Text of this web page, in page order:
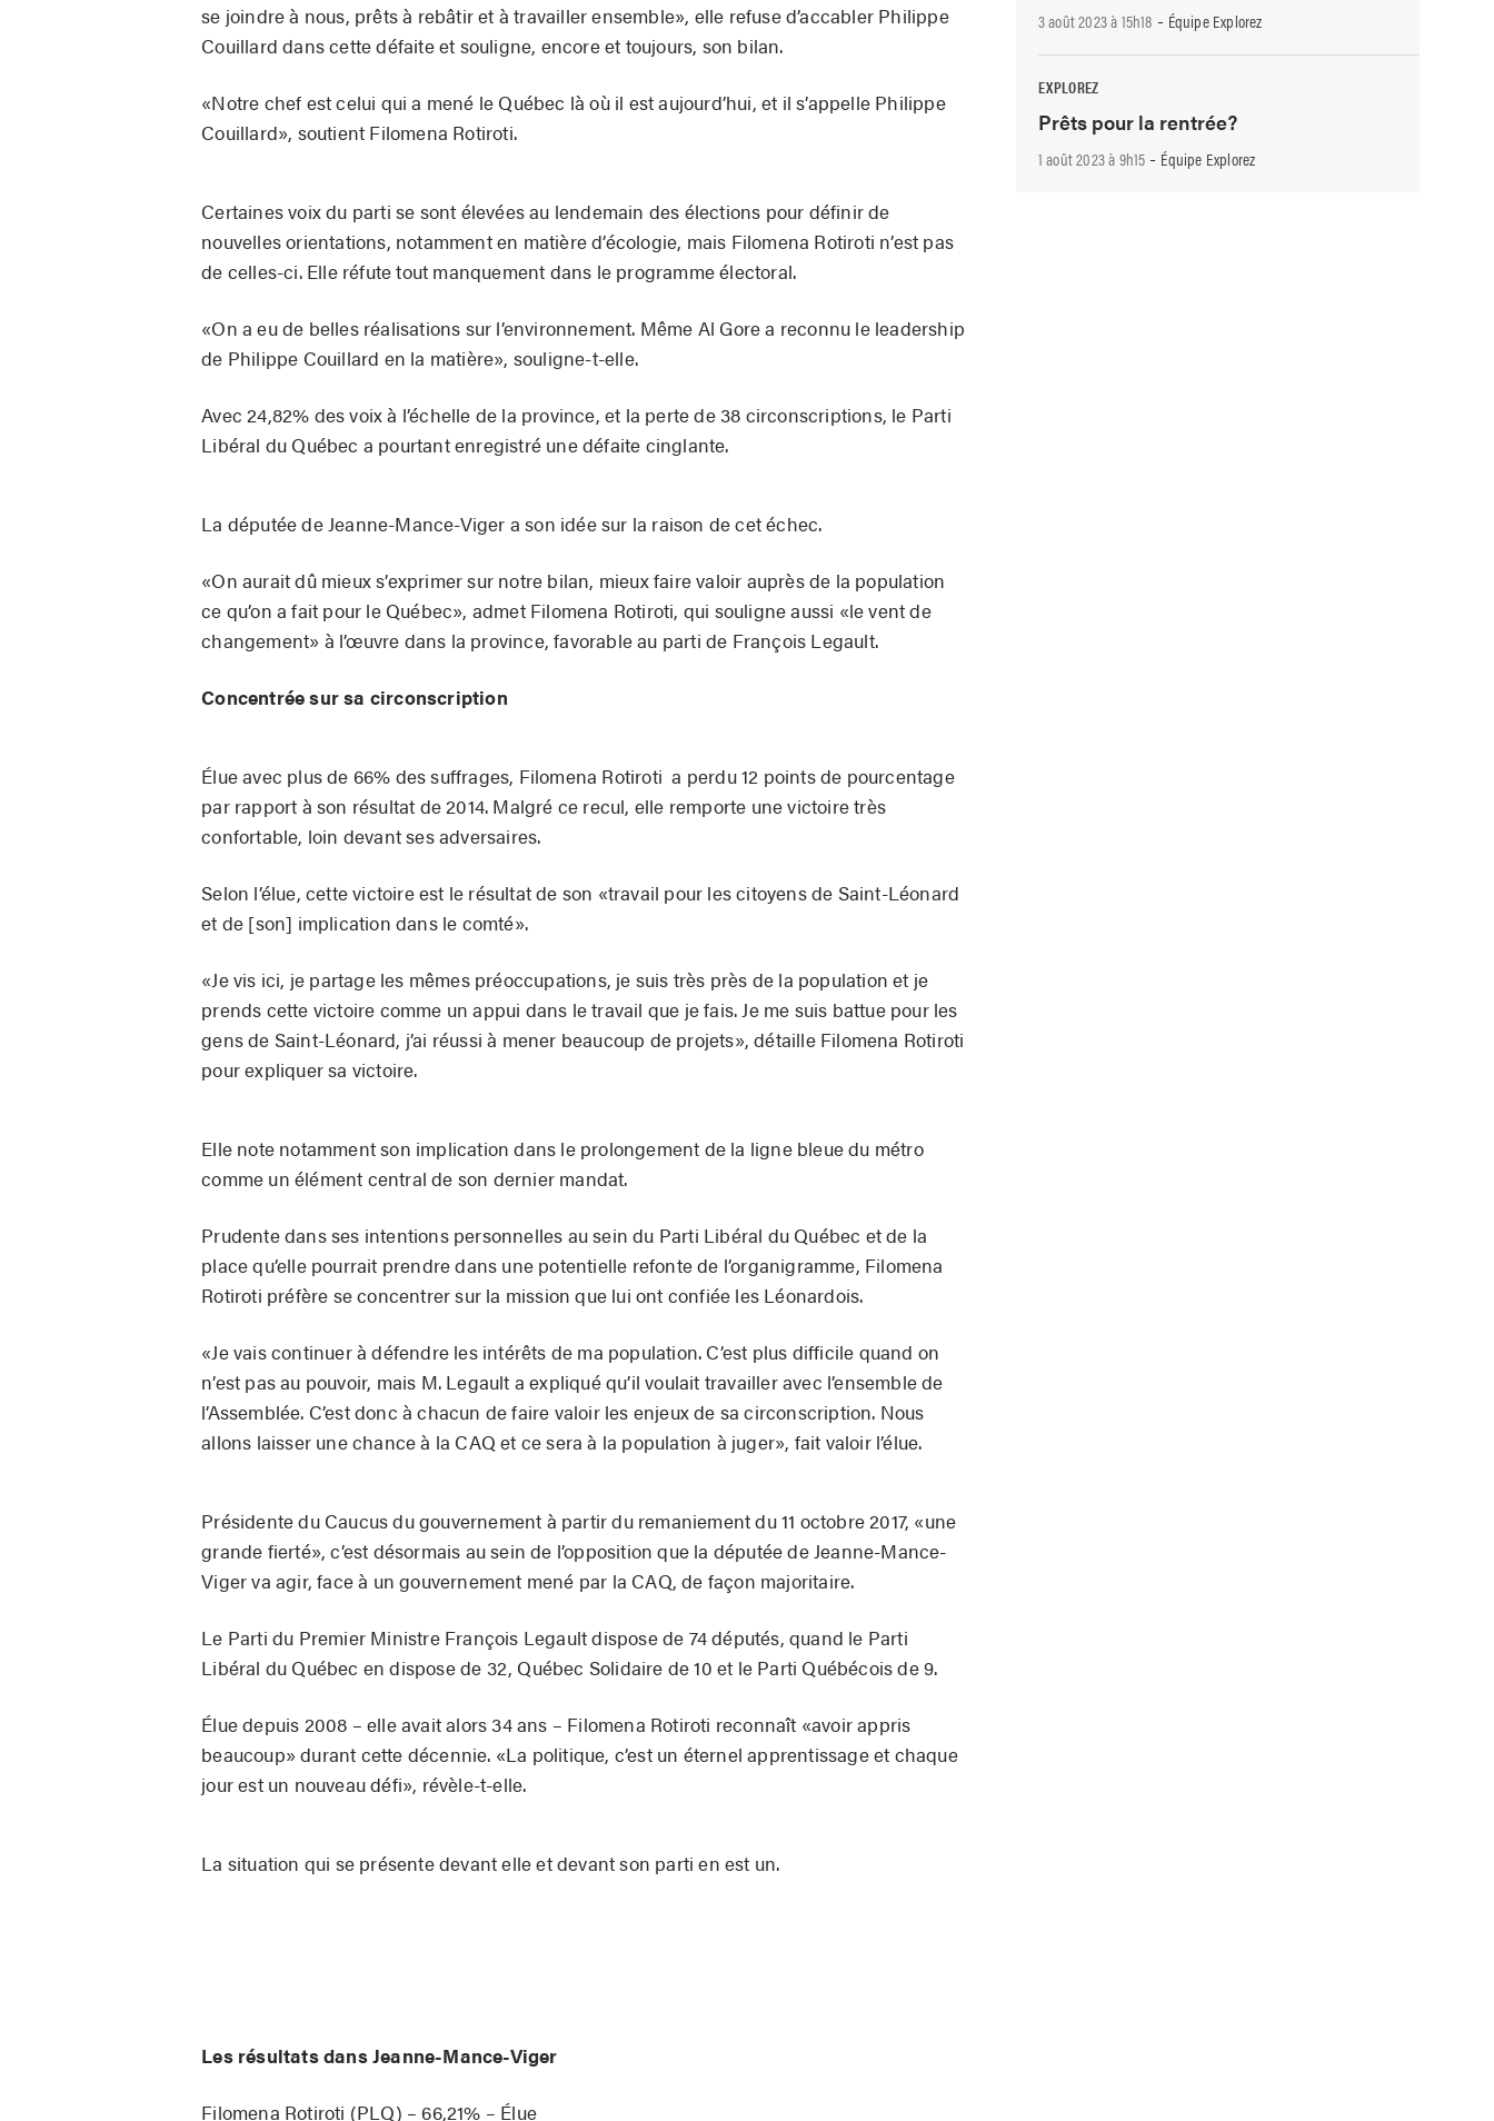
se joindre à nous, prêts à rebâtir et à travailler ensemble», elle refuse d’accabler Philippe
Couillard dans cette défaite et souligne, encore et toujours, son bilan.
«Notre chef est celui qui a mené le Québec là où il est aujourd’hui, et il s’appelle Philippe
Couillard», soutient Filomena Rotiroti.
Certaines voix du parti se sont élevées au lendemain des élections pour définir de
nouvelles orientations, notamment en matière d’écologie, mais Filomena Rotiroti n’est pas
de celles-ci. Elle réfute tout manquement dans le programme électoral.
«On a eu de belles réalisations sur l’environnement. Même Al Gore a reconnu le leadership
de Philippe Couillard en la matière», souligne-t-elle.
Avec 24,82% des voix à l’échelle de la province, et la perte de 38 circonscriptions, le Parti
Libéral du Québec a pourtant enregistré une défaite cinglante.
La députée de Jeanne-Mance-Viger a son idée sur la raison de cet échec.
«On aurait dû mieux s’exprimer sur notre bilan, mieux faire valoir auprès de la population
ce qu’on a fait pour le Québec», admet Filomena Rotiroti, qui souligne aussi «le vent de
changement» à l’œuvre dans la province, favorable au parti de François Legault.
Concentrée sur sa circonscription
Élue avec plus de 66% des suffrages, Filomena Rotiroti a perdu 12 points de pourcentage
par rapport à son résultat de 2014. Malgré ce recul, elle remporte une victoire très
confortable, loin devant ses adversaires.
Selon l’élue, cette victoire est le résultat de son «travail pour les citoyens de Saint-Léonard
et de [son] implication dans le comté».
«Je vis ici, je partage les mêmes préoccupations, je suis très près de la population et je
prends cette victoire comme un appui dans le travail que je fais. Je me suis battue pour les
gens de Saint-Léonard, j’ai réussi à mener beaucoup de projets», détaille Filomena Rotiroti
pour expliquer sa victoire.
Elle note notamment son implication dans le prolongement de la ligne bleue du métro
comme un élément central de son dernier mandat.
Prudente dans ses intentions personnelles au sein du Parti Libéral du Québec et de la
place qu’elle pourrait prendre dans une potentielle refonte de l’organigramme, Filomena
Rotiroti préfère se concentrer sur la mission que lui ont confiée les Léonardois.
«Je vais continuer à défendre les intérêts de ma population. C’est plus difficile quand on
n’est pas au pouvoir, mais M. Legault a expliqué qu’il voulait travailler avec l’ensemble de
l’Assemblée. C’est donc à chacun de faire valoir les enjeux de sa circonscription. Nous
allons laisser une chance à la CAQ et ce sera à la population à juger», fait valoir l’élue.
Présidente du Caucus du gouvernement à partir du remaniement du 11 octobre 2017, «une
grande fierté», c’est désormais au sein de l’opposition que la députée de Jeanne-Mance-
Viger va agir, face à un gouvernement mené par la CAQ, de façon majoritaire.
Le Parti du Premier Ministre François Legault dispose de 74 députés, quand le Parti
Libéral du Québec en dispose de 32, Québec Solidaire de 10 et le Parti Québécois de 9.
Élue depuis 2008 – elle avait alors 34 ans – Filomena Rotiroti reconnaît «avoir appris
beaucoup» durant cette décennie. «La politique, c’est un éternel apprentissage et chaque
jour est un nouveau défi», révèle-t-elle.
La situation qui se présente devant elle et devant son parti en est un.
Les résultats dans Jeanne-Mance-Viger
Filomena Rotiroti (PLQ) – 66,21% – Élue
3 août 2023 à 15h18 - Équipe Explorez
EXPLOREZ
Prêts pour la rentrée?
1 août 2023 à 9h15 - Équipe Explorez